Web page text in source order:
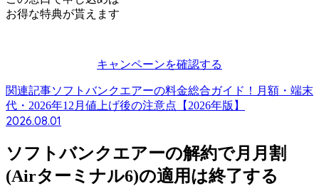
お得な特典が貰えます
キャンペーンを確認する
関連記事ソフトバンクエアーの料金総合ガイド！月額・端末
代・2026年12月値上げ後の注意点【2026年版】
2026.08.01
ソフトバンクエアーの解約で月月割
(Airターミナル6)の適用は終了する